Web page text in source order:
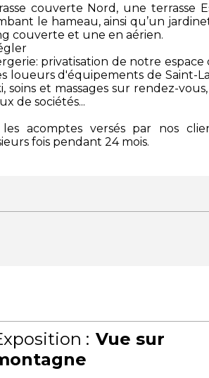
couverte Nord, une terrasse
le hameau, ainsi qu’un
couverte et une en aérien.
privatisation de notre
loueurs d'équipements de Saint-
et massages sur rendez-vous,
de sociétés...
acomptes versés par nos
fois pendant 24 mois.
: Vue sur